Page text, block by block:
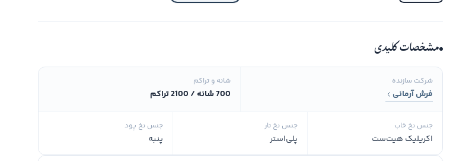
مشخصات کلیدی
شرکت سازنده
فرش آرمانی
شانه و تراکم
700 شانه / 2100 تراکم
جنس نخ خاب
اکریلیک هیت‌ست
جنس نخ تار
پلی‌استر
جنس نخ پود
پنبه